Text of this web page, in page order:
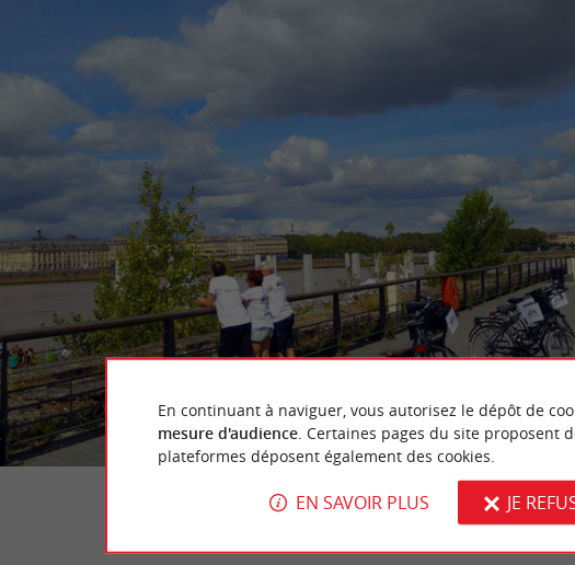
Balade sur les quais de Bordeaux
En continuant à naviguer, vous autorisez le dépôt de
mesure d'audience. Certaines pages du site proposent
plateformes déposent également des cookies.
EN SAVOIR PLUS JE